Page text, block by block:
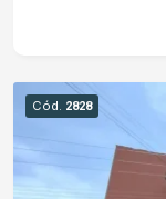
público,
região central.
Cód. 2828